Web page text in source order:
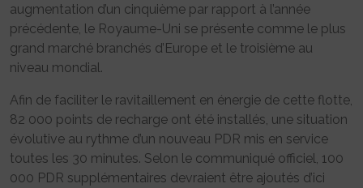
augmentation d’un cinquième par rapport à l’année
précédente, le Royaume-Uni se présente comme le plus
grand marché branchés d’Europe et le troisième au
niveau mondial.
Afin de faciliter le ravitaillement en énergie de cette flotte,
82 000 points de recharge ont été installés, une situation
évolutive au rythme d’un nouveau PDR mis en service
toutes les 30 minutes. Selon le communiqué officiel, 100
000 PDR supplémentaires devraient être ajoutés d’ici